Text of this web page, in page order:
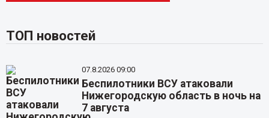
ТОП новостей
07.8.2026 09:00
Беспилотники ВСУ атаковали
Нижегородскую область в ночь на
7 августа